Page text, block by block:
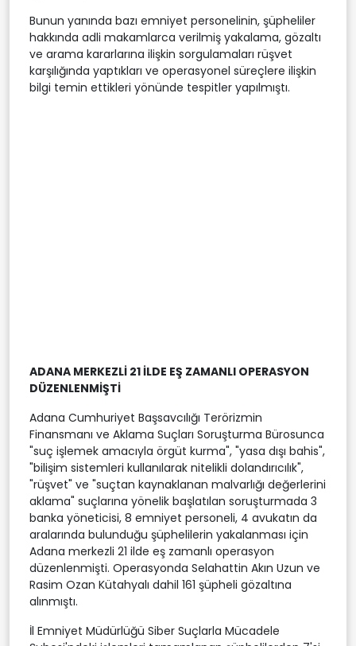
Bunun yanında bazı emniyet personelinin, şüpheliler
hakkında adli makamlarca verilmiş yakalama, gözaltı
ve arama kararlarına ilişkin sorgulamaları rüşvet
karşılığında yaptıkları ve operasyonel süreçlere ilişkin
bilgi temin ettikleri yönünde tespitler yapılmıştı.
ADANA MERKEZLİ 21 İLDE EŞ ZAMANLI OPERASYON
DÜZENLENMİŞTİ
Adana Cumhuriyet Başsavcılığı Terörizmin
Finansmanı ve Aklama Suçları Soruşturma Bürosunca
"suç işlemek amacıyla örgüt kurma", "yasa dışı bahis",
"bilişim sistemleri kullanılarak nitelikli dolandırıcılık",
"rüşvet" ve "suçtan kaynaklanan malvarlığı değerlerini
aklama" suçlarına yönelik başlatılan soruşturmada 3
banka yöneticisi, 8 emniyet personeli, 4 avukatın da
aralarında bulunduğu şüphelilerin yakalanması için
Adana merkezli 21 ilde eş zamanlı operasyon
düzenlenmişti. Operasyonda Selahattin Akın Uzun ve
Rasim Ozan Kütahyalı dahil 161 şüpheli gözaltına
alınmıştı.
İl Emniyet Müdürlüğü Siber Suçlarla Mücadele